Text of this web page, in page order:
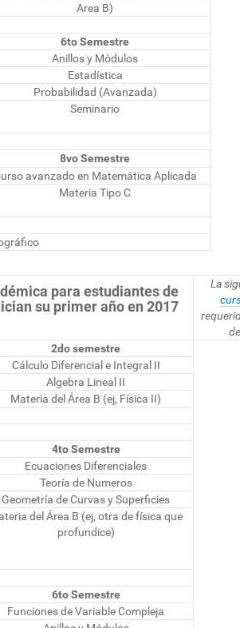
Area B)
6to Semestre
Anillos y Módulos
Estadística
Probabilidad (Avanzada)
Seminario
8vo Semestre
avanzado en Matemática Aplicada
Materia Tipo C
para estudiantes de
su primer año en 2017
La
2do semestre
Cálculo Diferencial e Integral II
Algebra Lineal II
Materia del Área B (ej, Física II)
4to Semestre
Ecuaciones Diferenciales
Teoría de Numeros
Geometría de Curvas y Superficies
del Área B (ej, otra de física que
profundice)
6to Semestre
Funciones de Variable Compleja